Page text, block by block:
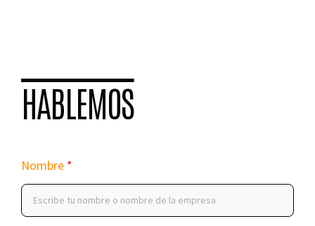
HABLEMOS
Nombre